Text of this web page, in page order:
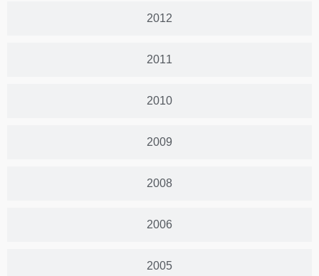
2012
2011
2010
2009
2008
2006
2005